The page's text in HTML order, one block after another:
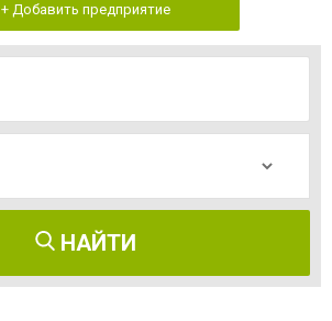
+ Добавить предприятие
НАЙТИ